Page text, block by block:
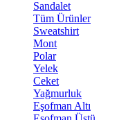
Sandalet
Tüm Ürünler
Sweatshirt
Mont
Polar
Yelek
Ceket
Yağmurluk
Eşofman Altı